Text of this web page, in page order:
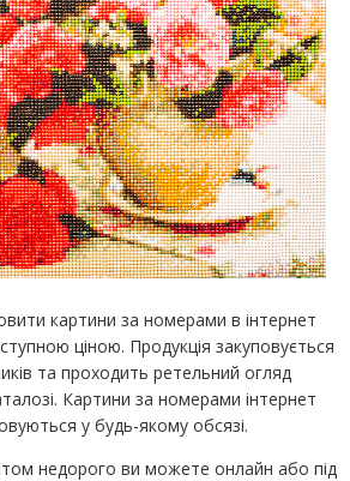
картини за номерами в інтернет
ціною. Продукція закуповується
та проходить ретельний огляд
Картини за номерами інтернет
у будь-якому обсязі.
недорого ви можете онлайн або під